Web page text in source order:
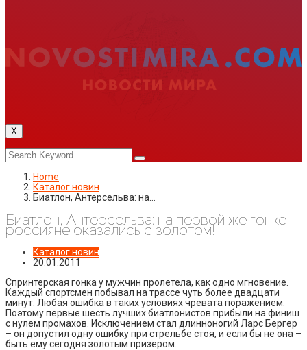
X
Home
Каталог новин
Биатлон, Антерсельва: на…
Биатлон, Антерсельва: на первой же гонке
россияне оказались с золотом!
Каталог новин
20.01.2011
Спринтерская гонка у мужчин пролетела, как одно мгновение.
Каждый спортсмен побывал на трассе чуть более двадцати
минут. Любая ошибка в таких условиях чревата поражением.
Поэтому первые шесть лучших биатлонистов прибыли на финиш
с нулем промахов. Исключением стал длинноногий Ларс Бергер
– он допустил одну ошибку при стрельбе стоя, и если бы не она –
быть ему сегодня золотым призером.